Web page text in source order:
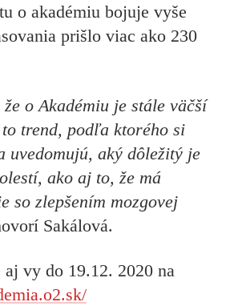
o akadémiu bojuje vyše
prišlo viac ako 230
o Akadémiu je stále väčší
trend, podľa ktorého si
uvedomujú, aký dôležitý je
ako aj to, že má
so zlepšením mozgovej
Sakálová.
vy do 19.12. 2020 na